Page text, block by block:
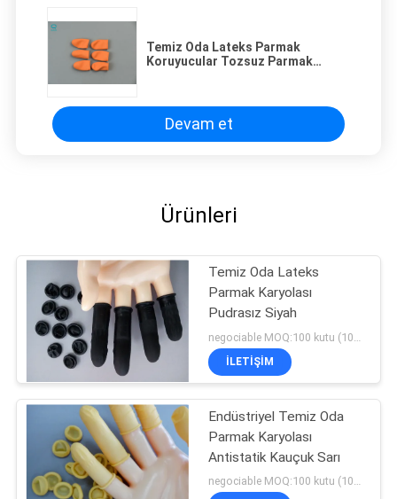
Temiz Oda Lateks Parmak
Koruyucular Tozsuz Parmak
Devam et
Ürünleri
Temiz Oda Lateks
Parmak Karyolası
Pudrasız Siyah
İLETIŞIM
Endüstriyel Temiz Oda
Parmak Karyolası
Antistatik Kauçuk Sarı
negociable MOQ:100 kutu (100/kutu)